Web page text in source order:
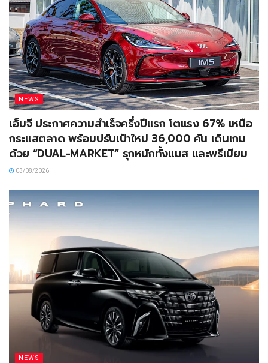
NEWS
เอ็มจี ประกาศความสำเร็จครึ่งปีแรก โตแรง 67% เหนือ
กระแสตลาด พร้อมปรับเป้าใหม่ 36,000 คัน เดินเกม
ด้วย “DUAL-MARKET” รุกหนักทั้งแมส และพรีเมียม
03/08/2026
NEWS